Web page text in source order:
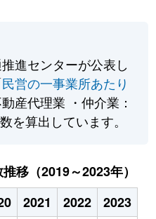
進センターが公表し
民営の一事業所あたり
産代理業 ・仲介業：
を算出しています。
移（2019～2023年）
2021 2022
2023